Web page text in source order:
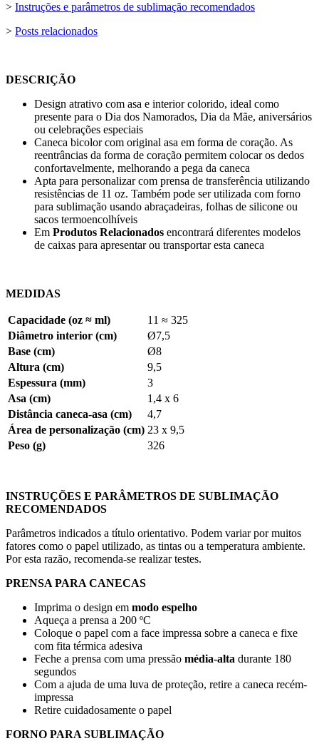
> Instruções e parâmetros de sublimação recomendados
> Posts relacionados
DESCRIÇÃO
Design atrativo com asa e interior colorido, ideal como
presente para o Dia dos Namorados, Dia da Mãe, aniversários
ou celebrações especiais
Caneca bicolor com original asa em forma de coração. As
reentrâncias da forma de coração permitem colocar os dedos
confortavelmente, melhorando a pega da caneca
Apta para personalizar com prensa de transferência utilizando
resistências de 11 oz. Também pode ser utilizada com forno
para sublimação usando abraçadeiras, folhas de silicone ou
sacos termoencolhíveis
Em Produtos Relacionados encontrará diferentes modelos
de caixas para apresentar ou transportar esta caneca
MEDIDAS
Capacidade (oz ≈ ml)
11 ≈ 325
Diâmetro interior (cm)
Ø7,5
Base (cm)
Ø8
Altura (cm)
9,5
Espessura (mm)
3
Asa (cm)
1,4 x 6
Distância caneca-asa (cm)
4,7
Área de personalização (cm) 23 x 9,5
Peso (g)
326
INSTRUÇÕES E PARÂMETROS DE SUBLIMAÇÃO
RECOMENDADOS
Parâmetros indicados a título orientativo. Podem variar por muitos
fatores como o papel utilizado, as tintas ou a temperatura ambiente.
Por esta razão, recomenda-se realizar testes.
PRENSA PARA CANECAS
Imprima o design em modo espelho
Aqueça a prensa a 200 ºC
Coloque o papel com a face impressa sobre a caneca e fixe
com fita térmica adesiva
Feche a prensa com uma pressão média-alta durante 180
segundos
Com a ajuda de uma luva de proteção, retire a caneca recém-
impressa
Retire cuidadosamente o papel
FORNO PARA SUBLIMAÇÃO